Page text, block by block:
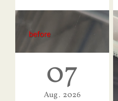
07
Aug 2026